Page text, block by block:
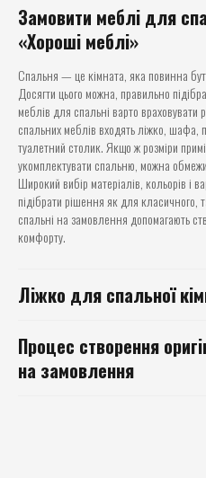
Замовити меблі для
«Хороші меблі»
Спальня — це кімната, яка повинна
Досягти цього можна, правильно
меблів для спальні варто враховувати
спальних меблів входять ліжко, шафа,
туалетний столик. Якщо ж розміри
укомплектувати спальню, можна
Широкий вибір матеріалів, кольорів і
підібрати рішення як для
спальні на замовлення допомагають
комфорту.
Ліжко для спальної
Процес створення
на замовлення